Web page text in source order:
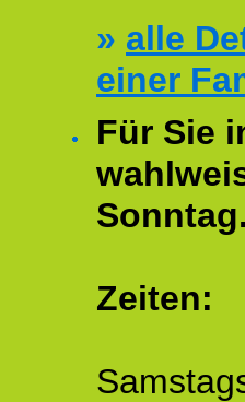
» alle
einer
Für Sie
Sonntag.
Zeiten: